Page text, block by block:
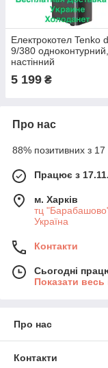
Електрокотел Tenko
9/380 одноконтурний,
настінний
5 199 ₴
Про нас
88% позитивних з 17
Працює з
м. Харків
тц
Україна
Контакти
Сьогодні
Показати весь
Про нас
Контакти